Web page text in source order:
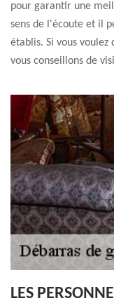
pour garantir une
sens de l'écoute et il
établis. Si vous voulez
vous conseillons de
LES